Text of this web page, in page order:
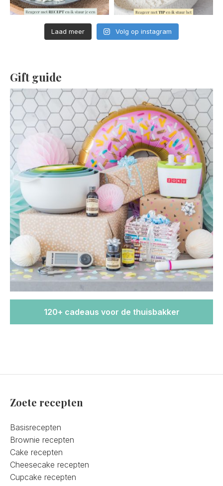
Laad meer Volg op instagram
Gift guide
120+ cadeaus voor de thuisbakker
Zoete recepten
Basisrecepten
Brownie recepten
Cake recepten
Cheesecake recepten
Cupcake recepten